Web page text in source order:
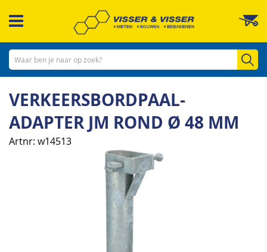
naar
inhoud
VERKEERSBORDPAAL-
ADAPTER JM ROND Ø 48 MM
Artnr w14513